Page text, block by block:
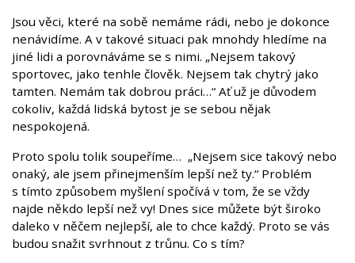
Jsou věci, které na sobě nemáme rádi, nebo je dokonce
nenávidíme. A v takové situaci pak mnohdy hledíme na
jiné lidi a porovnáváme se s nimi. „Nejsem takový
sportovec, jako tenhle člověk. Nejsem tak chytrý jako
tamten. Nemám tak dobrou práci…“ Ať už je důvodem
cokoliv, každá lidská bytost je se sebou nějak
nespokojená.
Proto spolu tolik soupeříme… „Nejsem sice takový nebo
onaký, ale jsem přinejmenším lepší než ty.“ Problém
s tímto způsobem myšlení spočívá v tom, že se vždy
najde někdo lepší než vy! Dnes sice můžete být široko
daleko v něčem nejlepší, ale to chce každý. Proto se vás
budou snažit svrhnout z trůnu. Co s tím?